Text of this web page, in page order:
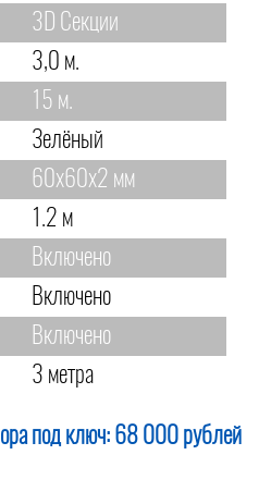
3D Секции
3,0 м.
15 м.
Зелёный
60х60х2 мм
1.2 м
Включено
Включено
Включено
3 метра
под ключ: 68 000 рублей